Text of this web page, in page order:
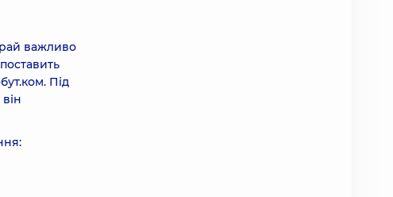
важливо
Під